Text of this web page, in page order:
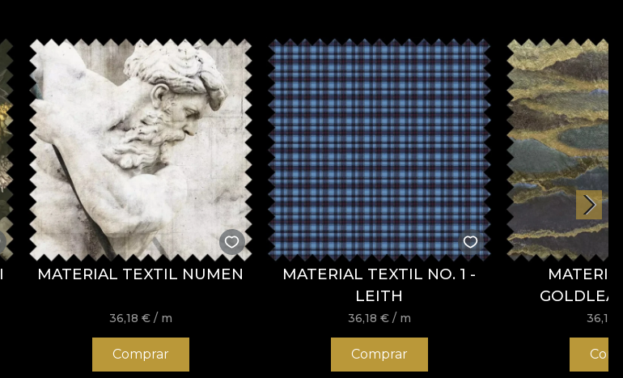
MATERIAL TEXTIL NUMEN
36,18 € / m
Comprar
MATERIAL TEXTIL NO. 1 -
LEITH
36,18 € / m
Comprar
36,18